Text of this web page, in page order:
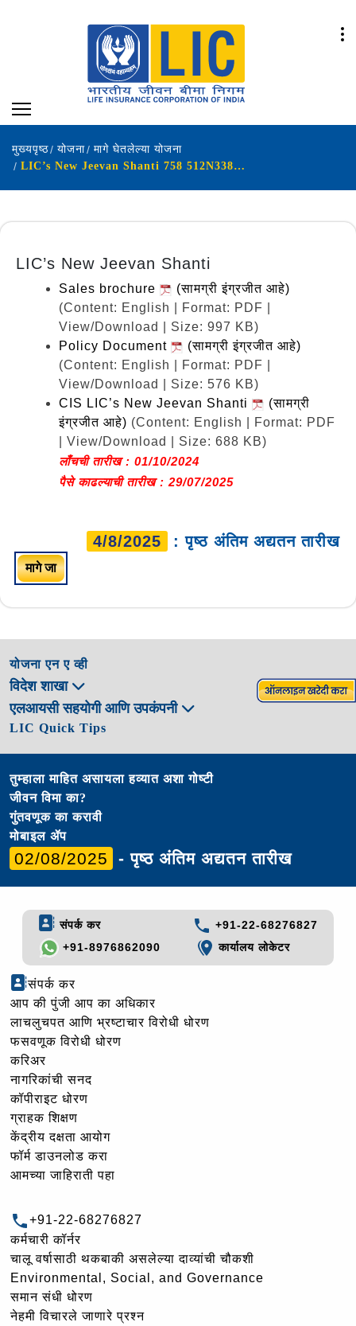
मुख्यपृष्ठ योजना
मागे घेतलेल्या योजना
LIC’s New Jeevan Shanti 758 512N338V07
LIC’s New Jeevan Shanti
Sales brochure
(सामग्री इंग्रजीत आहे)
(Content: English | Format: PDF |
View/Download | Size: 997 KB)
Policy Document
(सामग्री इंग्रजीत आहे)
(Content: English | Format: PDF |
View/Download | Size: 576 KB)
CIS LIC’s New Jeevan Shanti
(सामग्री
इंग्रजीत आहे) (Content: English | Format: PDF
| View/Download | Size: 688 KB)
लाँचची तारीख : 01/10/2024
पैसे काढल्याची तारीख : 29/07/2025
4/8/2025 : पृष्ठ अंतिम अद्यतन तारीख
मागे जा
योजना एन ए व्ही
विदेश शाखा
एलआयसी सहयोगी आणि उपकंपनी
LIC Quick Tips
तुम्हाला माहित असायला हव्यात अशा गोष्टी
जीवन विमा का?
गुंतवणूक का करावी
मोबाइल ॲप
02/08/2025 - पृष्ठ अंतिम अद्यतन तारीख
संपर्क कर
+91-22-68276827
+91-8976862090
कार्यालय लोकेटर
संपर्क कर
आप की पुंजी आप का अधिकार
लाचलुचपत आणि भ्रष्टाचार विरोधी धोरण
फसवणूक विरोधी धोरण
करिअर
नागरिकांची सनद
कॉपीराइट धोरण
ग्राहक शिक्षण
केंद्रीय दक्षता आयोग
फॉर्म डाउनलोड करा
आमच्या जाहिराती पहा
+91-22-68276827
कर्मचारी कॉर्नर
चालू वर्षासाठी थकबाकी असलेल्या दाव्यांची चौकशी
Environmental, Social, and Governance
समान संधी धोरण
नेहमी विचारले जाणारे प्रश्न